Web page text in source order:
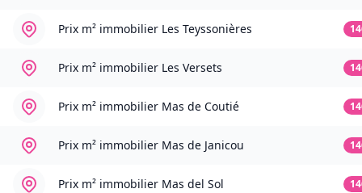
Prix m² immobilier Les Teyssonières
Prix m² immobilier Les Versets
Prix m² immobilier Mas de Coutié
Prix m² immobilier Mas de Janicou
Prix m² immobilier Mas del Sol